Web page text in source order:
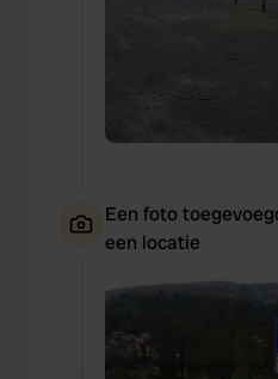
Een foto
een locatie